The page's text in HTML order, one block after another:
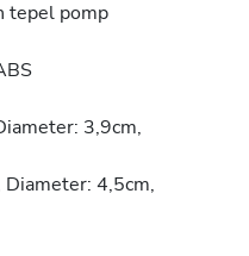
tepel pomp
3,9cm,
4,5cm,